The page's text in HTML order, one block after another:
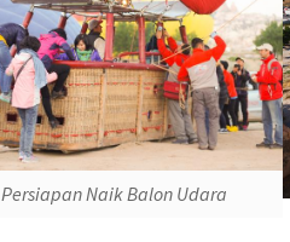
Persiapan Naik Balon Udara